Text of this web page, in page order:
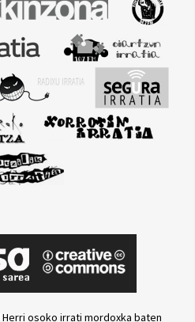
Herri osoko irrati mordoxka baten